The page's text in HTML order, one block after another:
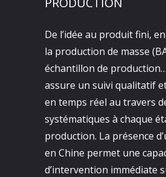
De l’idée au produit fini,
la production de masse
échantillon de
assure un suivi qualitatif
en temps réel au travers
systématiques à chaque
production. La présence
en Chine permet une
d’intervention immédiate